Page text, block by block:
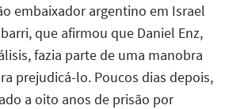
embaixador argentino em Israel
que afirmou que Daniel Enz,
fazia parte de uma manobra
prejudicá-lo. Poucos dias depois,
a oito anos de prisão por